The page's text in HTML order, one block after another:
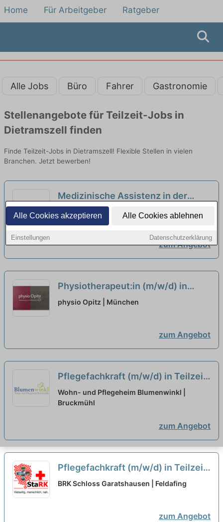
Alle Cookies akzeptieren Alle Cookies ablehnen
Einstellungen Datenschutzerklärung
Home Für Arbeitgeber Ratgeber
Alle Jobs Büro Fahrer Gastronomie
Stellenangebote für Teilzeit-Jobs in
Dietramszell finden
Finde Teilzeit-Jobs in Dietramszell! Flexible Stellen in vielen
Branchen. Jetzt bewerben!
Medizinische Assistenz in der
Arbeitsmedizin (m/w/d) in
unbefristeter Voll- oder
neu
BEST Medical Solutions GmbH | München
zum Angebot
Physiotherapeut:in (m/w/d) in
Teilzeit (20-25 Stunden/Woche) –
physio Opitz | München
zum Angebot
Pflegefachkraft (m/w/d) in Teilzeit
(20 Stunden/Woche) - Wir freuen
uns auf Ihre Unterstützung!
Wohn- und Pflegeheim Blumenwinkl |
Bruckmühl
zum Angebot
Pflegefachkraft (m/w/d) in Teilzeit
(19,5 - 30 Std./Woche) - Starten
BRK Schloss Garatshausen | Feldafing
zum Angebot